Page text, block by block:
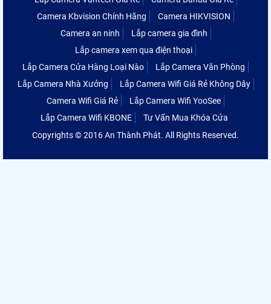
Camera Kbvision Chính Hãng
Camera HIKVISION
Camera an ninh
Lắp camera gia đình
Lắp camera xem qua điện thoại
Lắp Camera Cửa Hàng Loại Nào
Lắp Camera Văn Phòng
Lắp Camera Nhà Xưởng
Lắp Camera Wifi Giá Rẻ Không Dây
Camera Wifi Giá Rẻ
Lắp Camera Wifi YooSee
Lắp Camera Wifi KBONE
Tư Vấn Mua Khóa Cửa
Copyrights © 2016 An Thành Phát. All Rights Reserved.